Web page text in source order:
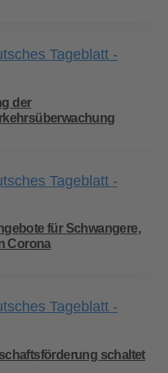
der
für Schwangere,
Corona
schaltet